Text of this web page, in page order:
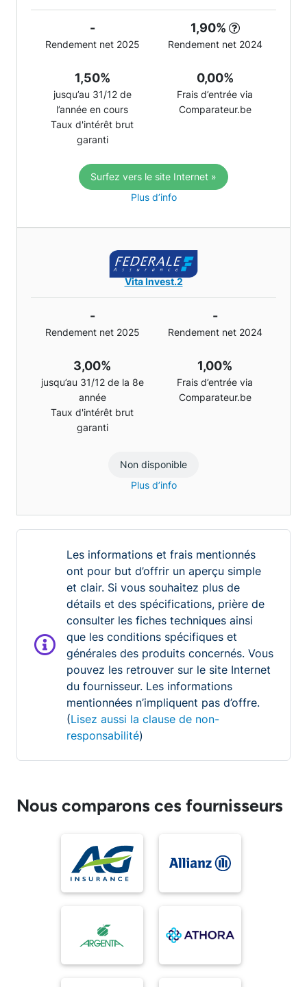
-
Rendement net 2025
1,90%
Rendement net 2024
1,50%
jusqu’au 31/12 de
l’année en cours
Taux d'intérêt brut
garanti
0,00%
Frais d’entrée via
Comparateur.be
Surfez vers le site Internet »
Plus d’info
Vita Invest.2
-
Rendement net 2025
-
Rendement net 2024
3,00%
jusqu’au 31/12 de la 8e
année
Taux d'intérêt brut
garanti
1,00%
Frais d’entrée via
Comparateur.be
Non disponible
Plus d’info
Les informations et frais mentionnés
ont pour but d’offrir un aperçu simple
et clair. Si vous souhaitez plus de
détails et des spécifications, prière de
consulter les fiches techniques ainsi
que les conditions spécifiques et
générales des produits concernés. Vous
pouvez les retrouver sur le site Internet
du fournisseur. Les informations
mentionnées n’impliquent pas d’offre.
(Lisez aussi la clause de non-
responsabilité)
Nous comparons ces fournisseurs